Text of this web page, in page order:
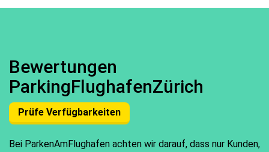
Bewertungen
ParkingFlughafenZürich
Prüfe Verfügbarkeiten
Bei ParkenAmFlughafen achten wir darauf, dass nur Kunden,